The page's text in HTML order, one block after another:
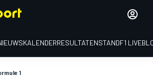
KALENDERRESULTATENSTANDF1
1